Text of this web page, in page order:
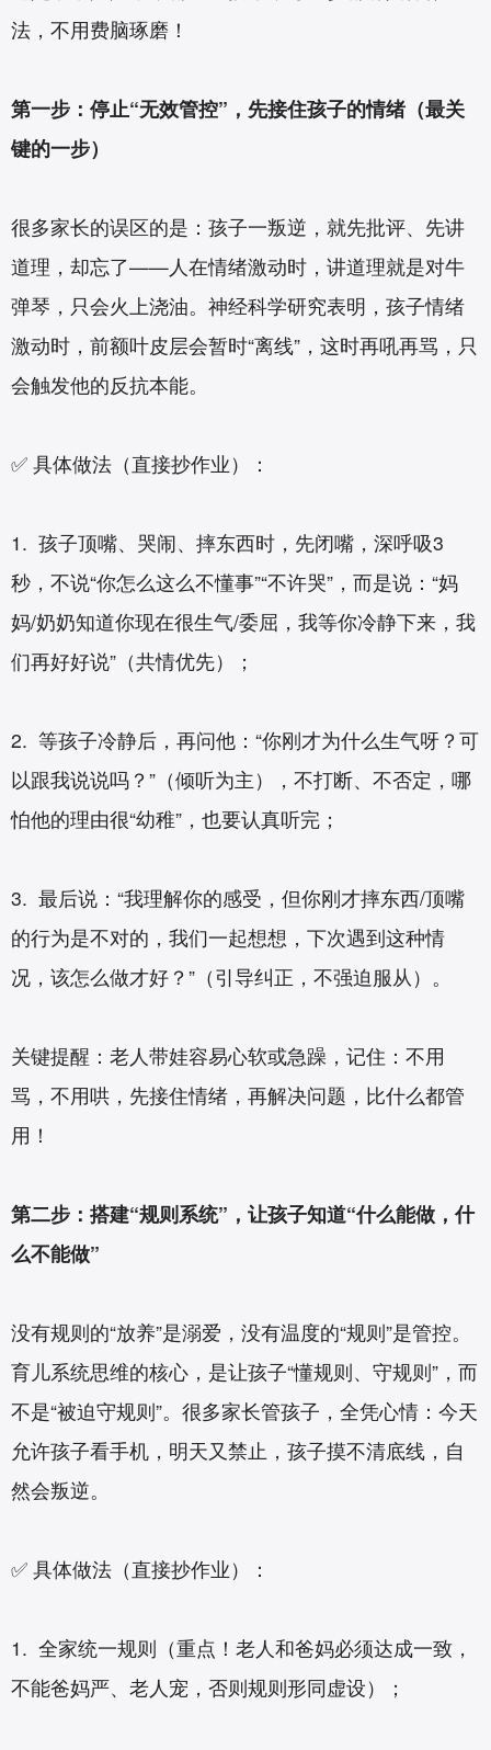
法，不用费脑琢磨！
第一步：停止“无效管控”，先接住孩子的情绪（最关
键的一步）
很多家长的误区的是：孩子一叛逆，就先批评、先讲
道理，却忘了——人在情绪激动时，讲道理就是对牛
弹琴，只会火上浇油。神经科学研究表明，孩子情绪
激动时，前额叶皮层会暂时“离线”，这时再吼再骂，只
会触发他的反抗本能。
✅ 具体做法（直接抄作业）：
1. 孩子顶嘴、哭闹、摔东西时，先闭嘴，深呼吸3
秒，不说“你怎么这么不懂事”“不许哭”，而是说：“妈
妈/奶奶知道你现在很生气/委屈，我等你冷静下来，我
们再好好说”（共情优先）；
2. 等孩子冷静后，再问他：“你刚才为什么生气呀？可
以跟我说说吗？”（倾听为主），不打断、不否定，哪
怕他的理由很“幼稚”，也要认真听完；
3. 最后说：“我理解你的感受，但你刚才摔东西/顶嘴
的行为是不对的，我们一起想想，下次遇到这种情
况，该怎么做才好？”（引导纠正，不强迫服从）。
关键提醒：老人带娃容易心软或急躁，记住：不用
骂，不用哄，先接住情绪，再解决问题，比什么都管
用！
第二步：搭建“规则系统”，让孩子知道“什么能做，什
么不能做”
没有规则的“放养”是溺爱，没有温度的“规则”是管控。
育儿系统思维的核心，是让孩子“懂规则、守规则”，而
不是“被迫守规则”。很多家长管孩子，全凭心情：今天
允许孩子看手机，明天又禁止，孩子摸不清底线，自
然会叛逆。
✅ 具体做法（直接抄作业）：
1. 全家统一规则（重点！老人和爸妈必须达成一致，
不能爸妈严、老人宠，否则规则形同虚设）；